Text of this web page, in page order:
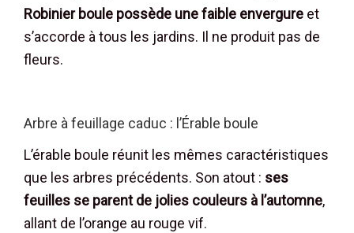
Robinier boule possède une faible envergure et
s’accorde à tous les jardins. Il ne produit pas de
fleurs.
Arbre à feuillage caduc : l’Érable boule
L’érable boule réunit les mêmes caractéristiques
que les arbres précédents. Son atout : ses
feuilles se parent de jolies couleurs à l’automne,
allant de l’orange au rouge vif.